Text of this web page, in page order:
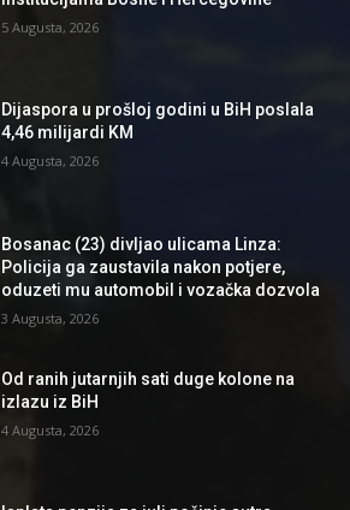
5 Augusta, 2026
Dijaspora u prošloj godini u BiH poslala
4,46 milijardi KM
4 Augusta, 2026
Bosanac (23) divljao ulicama Linza:
Policija ga zaustavila nakon potjere,
oduzeti mu automobil i vozačka dozvola
3 Augusta, 2026
Od ranih jutarnjih sati duge kolone na
izlazu iz BiH
4 Augusta, 2026